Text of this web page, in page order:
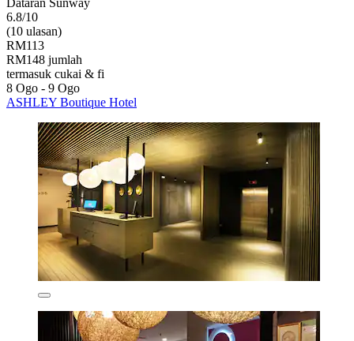
Dataran Sunway
6.8/10
(10 ulasan)
RM113
RM148 jumlah
termasuk cukai & fi
8 Ogo - 9 Ogo
ASHLEY Boutique Hotel